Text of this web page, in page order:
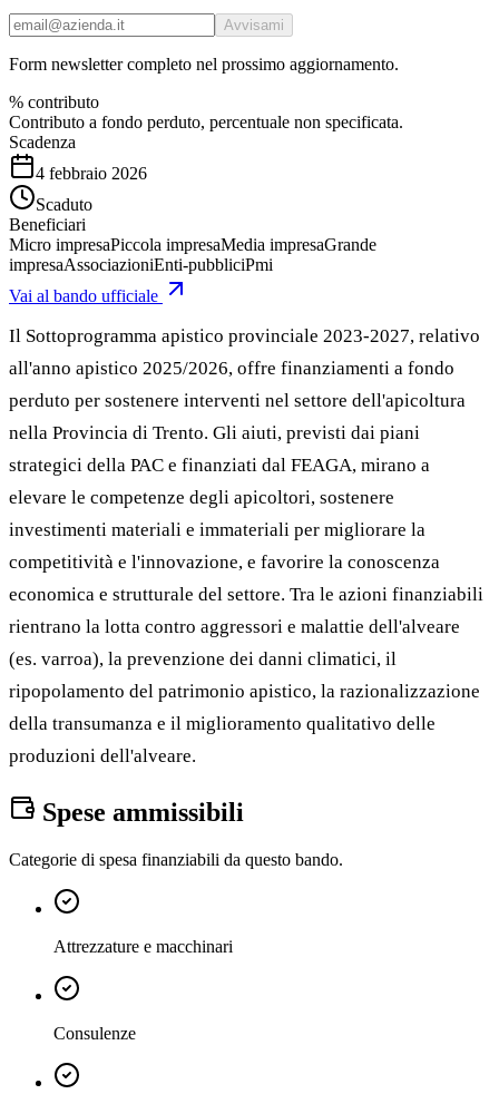
Avvisami
Form newsletter completo nel prossimo aggiornamento.
% contributo
Contributo a fondo perduto, percentuale non specificata.
Scadenza
4 febbraio 2026
Scaduto
Beneficiari
Micro impresaPiccola impresaMedia impresaGrande
impresaAssociazioniEnti-pubbliciPmi
Vai al bando ufficiale
Il Sottoprogramma apistico provinciale 2023-2027, relativo
all'anno apistico 2025/2026, offre finanziamenti a fondo
perduto per sostenere interventi nel settore dell'apicoltura
nella Provincia di Trento. Gli aiuti, previsti dai piani
strategici della PAC e finanziati dal FEAGA, mirano a
elevare le competenze degli apicoltori, sostenere
investimenti materiali e immateriali per migliorare la
competitività e l'innovazione, e favorire la conoscenza
economica e strutturale del settore. Tra le azioni finanziabili
rientrano la lotta contro aggressori e malattie dell'alveare
(es. varroa), la prevenzione dei danni climatici, il
ripopolamento del patrimonio apistico, la razionalizzazione
della transumanza e il miglioramento qualitativo delle
produzioni dell'alveare.
Spese ammissibili
Categorie di spesa finanziabili da questo bando.
Attrezzature e macchinari
Consulenze